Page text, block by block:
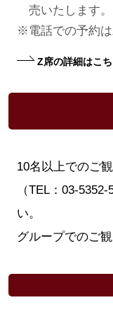
売いたします。
電話での予約は
Z席の詳細はこ
10名以上でのご
（TEL：
い。
グループでのご